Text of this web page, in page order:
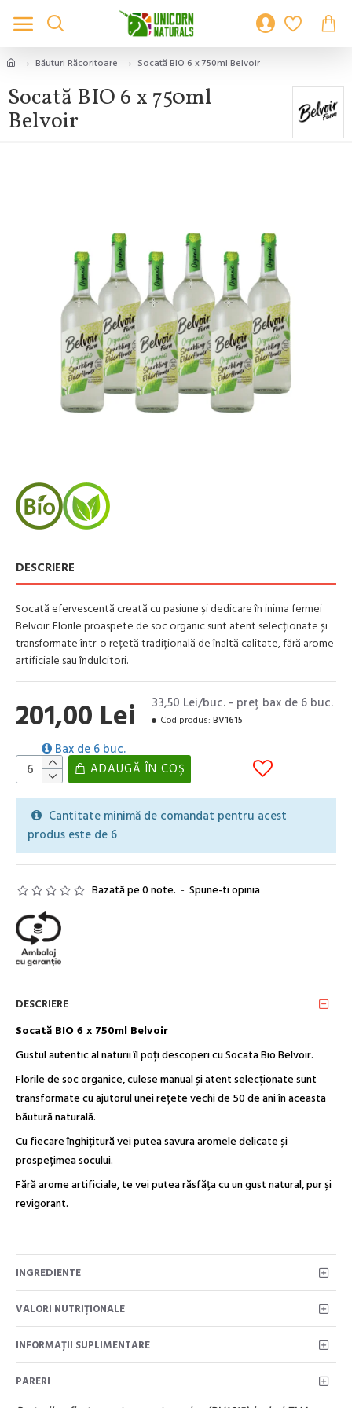
Băuturi Răcoritoare Socată BIO 6 x 750ml Belvoir
Socată BIO 6 x 750ml
Belvoir
Bazată pe 0 note. - Spune-ti opinia
DESCRIERE
Socată efervescentă creată cu pasiune și dedicare în inima fermei
Belvoir. Florile proaspete de soc organic sunt atent selecționate și
transformate într-o rețetă tradițională de înaltă calitate, fără arome
artificiale sau îndulcitori.
201,00 Lei
Bax de 6 buc.
33,50 Lei/buc. - preţ bax de 6 buc.
Cod produs: BV1615
ADAUGĂ ÎN COŞ
Cantitate minimă de comandat pentru acest
produs este de 6
DESCRIERE
Socată BIO 6 x 750ml Belvoir
Gustul autentic al naturii îl poți descoperi cu Socata Bio Belvoir.
Florile de soc organice, culese manual și atent selecționate sunt
transformate cu ajutorul unei rețete vechi de 50 de ani în aceasta
băutură naturală.
Cu fiecare înghițitură vei putea savura aromele delicate și
prospețimea socului.
Fără arome artificiale, te vei putea răsfăța cu un gust natural, pur și
revigorant.
INGREDIENTE
VALORI NUTRIŢIONALE
INFORMAȚII SUPLIMENTARE
PARERI